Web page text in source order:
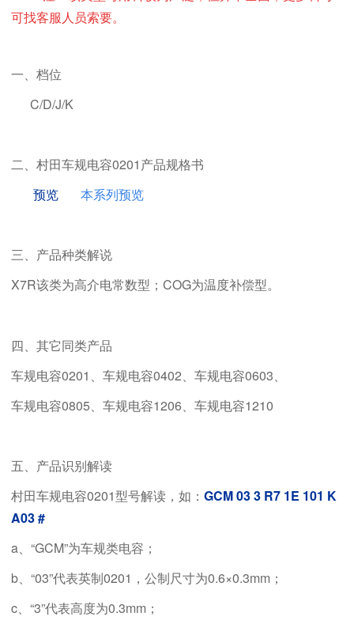
可找客服人员索要。
一、档位
C/D/J/K
二、村田车规电容0201产品规格书
预览
本系列预览
三、产品种类解说
X7R该类为高介电常数型；COG为温度补偿型。
四、其它同类产品
车规电容0201、车规电容0402、车规电容0603、
车规电容0805、车规电容1206、车规电容1210
五、产品识别解读
村田车规电容0201型号解读，如：GCM 03 3 R7 1E 101 K
A03 #
a、“GCM”为车规类电容；
b、“03”代表英制0201，公制尺寸为0.6×0.3mm；
c、“3”代表高度为0.3mm；